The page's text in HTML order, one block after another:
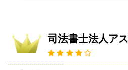
司法書士法人ア